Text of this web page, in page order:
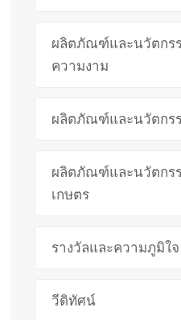
ผลิตภัณฑ์และนวัตกร
ความงาม
ผลิตภัณฑ์และนวัตกร
ผลิตภัณฑ์และนวัตกร
เกษตร
รางวัลและความภูมิใจ
วีดิทัศน์